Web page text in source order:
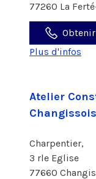
77260 La
Plus d'infos
Atelier
Changissois
Charpentier,
3 rle Eglise
77660